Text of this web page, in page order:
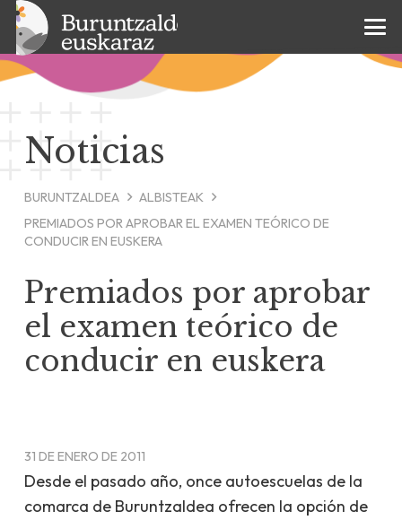
Noticias
BURUNTZALDEA
ALBISTEAK
PREMIADOS POR APROBAR EL EXAMEN TEÓRICO DE
CONDUCIR EN EUSKERA
Premiados por aprobar
el examen teórico de
conducir en euskera
31 DE ENERO DE 2011
Desde el pasado año, once autoescuelas de la
comarca de Buruntzaldea ofrecen la opción de